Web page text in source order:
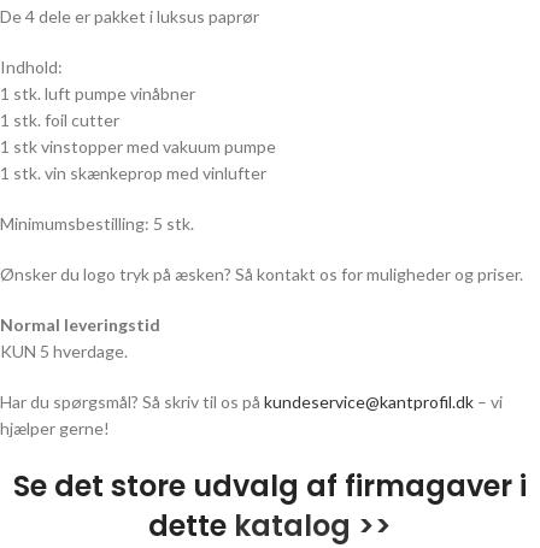
De 4 dele er pakket i luksus paprør
Indhold:
1 stk. luft pumpe vinåbner
1 stk. foil cutter
1 stk vinstopper med vakuum pumpe
1 stk. vin skænkeprop med vinlufter
Minimumsbestilling: 5 stk.
Ønsker du logo tryk på æsken? Så kontakt os for muligheder og priser.
Normal leveringstid
KUN 5 hverdage.
Har du spørgsmål? Så skriv til os på kundeservice@kantprofil.dk – vi
hjælper gerne!
Se det store udvalg af firmagaver i
dette katalog >>